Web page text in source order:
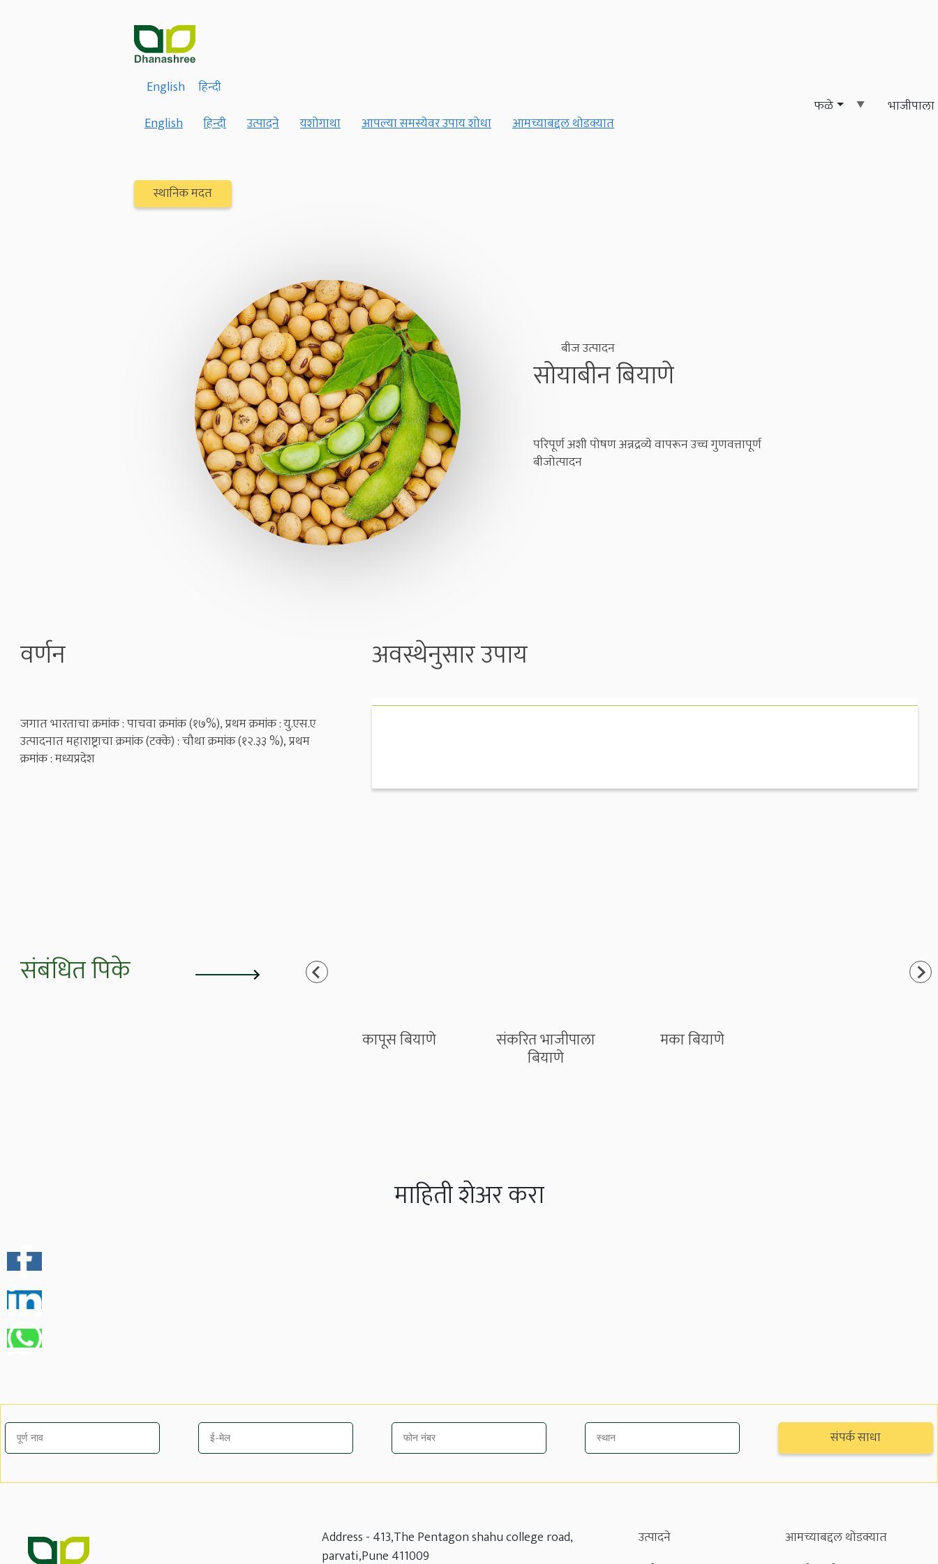
English
हिन्दी
English
हिन्दी उत्पादने यशोगाथा आपल्या समस्येवर उपाय शोधा आमच्याबद्दल थोडक्यात
स्थानिक मदत
फळे भाजीपाला
बीज उत्पादन
सोयाबीन बियाणे
परिपूर्ण अशी पोषण अन्नद्रव्ये वापरून उच्च गुणवत्तापूर्ण
बीजोत्पादन
वर्णन
जगात भारताचा क्रमांक : पाचवा क्रमांक (१७%), प्रथम क्रमांक : यु.एस.ए
उत्पादनात महाराष्ट्राचा क्रमांक (टक्के) : चौथा क्रमांक (१२.३३ %), प्रथम
क्रमांक : मध्यप्रदेश
अवस्थेनुसार उपाय
संबंधित पिके
कापूस बियाणे संकरित भाजीपाला
बियाणे
मका बियाणे
माहिती शेअर करा
Address - 413,The Pentagon shahu college road,
parvati,Pune 411009
उत्पादने
आमच्याबद्दल थोडक्यात